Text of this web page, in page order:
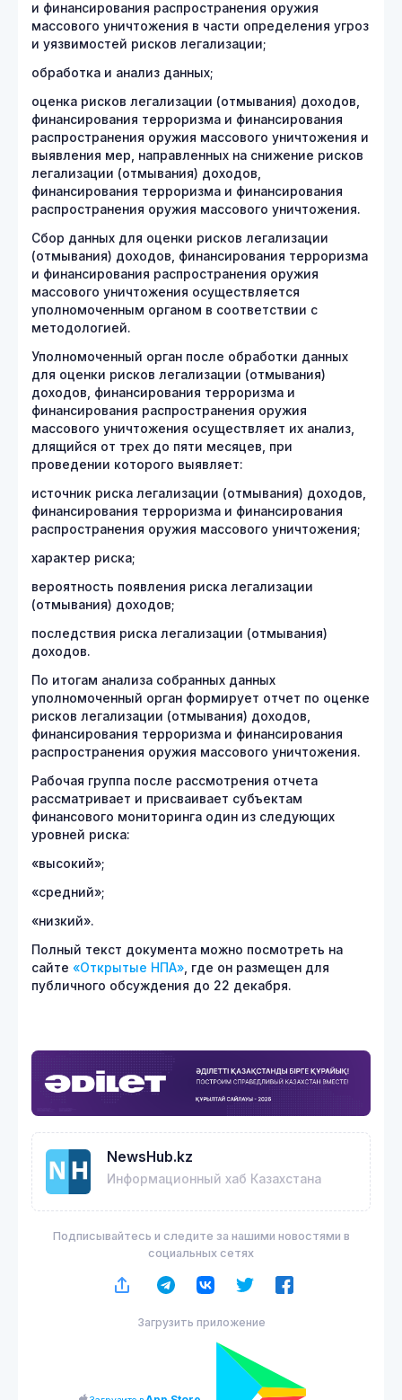
и финансирования распространения оружия
массового уничтожения в части определения угроз
и уязвимостей рисков легализации;
обработка и анализ данных;
оценка рисков легализации (отмывания) доходов,
финансирования терроризма и финансирования
распространения оружия массового уничтожения и
выявления мер, направленных на снижение рисков
легализации (отмывания) доходов,
финансирования терроризма и финансирования
распространения оружия массового уничтожения.
Сбор данных для оценки рисков легализации
(отмывания) доходов, финансирования терроризма
и финансирования распространения оружия
массового уничтожения осуществляется
уполномоченным органом в соответствии с
методологией.
Уполномоченный орган после обработки данных
для оценки рисков легализации (отмывания)
доходов, финансирования терроризма и
финансирования распространения оружия
массового уничтожения осуществляет их анализ,
длящийся от трех до пяти месяцев, при
проведении которого выявляет:
источник риска легализации (отмывания) доходов,
финансирования терроризма и финансирования
распространения оружия массового уничтожения;
характер риска;
вероятность появления риска легализации
(отмывания) доходов;
последствия риска легализации (отмывания)
доходов.
По итогам анализа собранных данных
уполномоченный орган формирует отчет по оценке
рисков легализации (отмывания) доходов,
финансирования терроризма и финансирования
распространения оружия массового уничтожения.
Рабочая группа после рассмотрения отчета
рассматривает и присваивает субъектам
финансового мониторинга один из следующих
уровней риска:
«высокий»;
«средний»;
«низкий».
Полный текст документа можно посмотреть на
сайте «Открытые НПА» , где он размещен для
публичного обсуждения до 22 декабря.
NewsHub.kz
Информационный хаб Казахстана
Подписывайтесь и следите за нашими новостями в
социальных сетях
Загрузить приложение